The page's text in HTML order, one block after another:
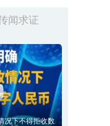
闻求证
况下不得拒收数